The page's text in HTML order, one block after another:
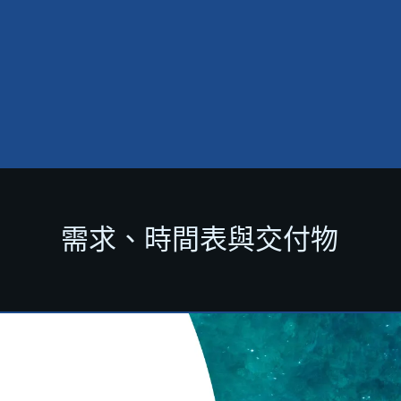
需求、時間表與交付物